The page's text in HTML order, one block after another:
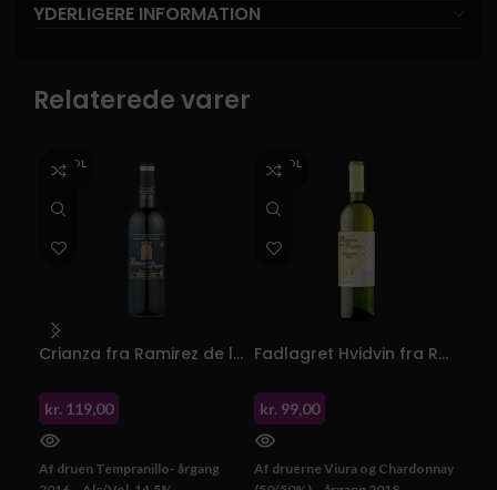
YDERLIGERE INFORMATION
Relaterede varer
UDSOL
GT
Crianza fra Ramirez de la Piscina
kr. 119,00
Af druen Tempranillo- årgang
UDSOL
GT
Fadlagret Hvidvin fra Ramirez de la Piscina
kr. 99,00
Af druerne Viura og Chardonnay